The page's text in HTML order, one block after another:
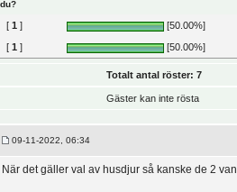
[ 1 ]
[50.00%]
[ 1 ] [50.00%]
Totalt antal röster: 7
Gäster kan inte rösta
09-11-2022, 06:34
När det gäller val av husdjur så kanske de 2